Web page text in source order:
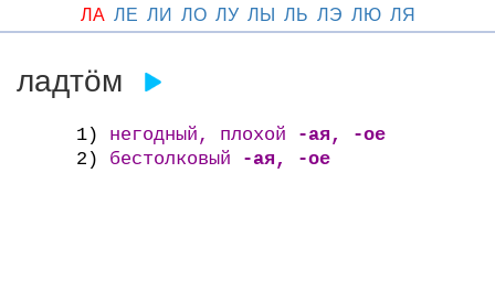
ЛА ЛЕ ЛИ ЛО ЛУ ЛЫ ЛЬ ЛЭ ЛЮ ЛЯ
ладтӧм
1) негодный, плохой
-ая, -ое
2)
бестолковый -ая, -ое